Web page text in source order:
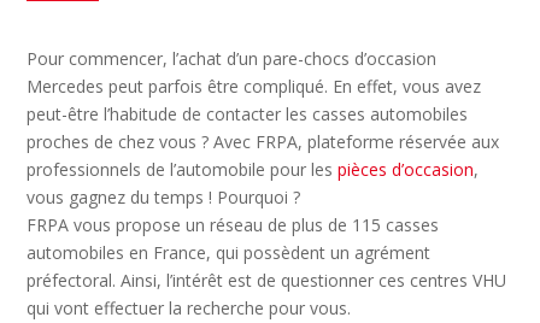
Pour commencer, l’achat d’un pare-chocs d’occasion
Mercedes peut parfois être compliqué. En effet, vous avez
peut-être l’habitude de contacter les casses automobiles
proches de chez vous ? Avec FRPA, plateforme réservée aux
professionnels de l’automobile pour lespièces d’occasion,
vous gagnez du temps ! Pourquoi ?
FRPA vous propose un réseau de plus de 115 casses
automobiles en France, qui possèdent un agrément
préfectoral. Ainsi, l’intérêt est de questionner ces centres VHU
qui vont effectuer la recherche pour vous.